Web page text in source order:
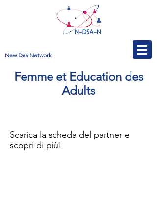
New Dsa Network
Femme et Education des
Adults
Scarica la scheda del partner e
scopri di più!